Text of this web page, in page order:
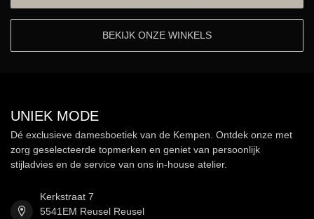
BEKIJK ONZE WINKELS
UNIEK MODE
Dé exclusieve damesboetiek van de Kempen. Ontdek onze met
zorg geselecteerde topmerken en geniet van persoonlijk
stijladvies en de service van ons in-house atelier.
Kerkstraat 7
5541EM Reusel Reusel